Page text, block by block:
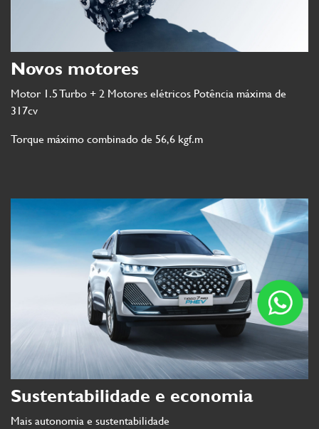
Novos motores
Motor 1.5 Turbo + 2 Motores elétricos Potência máxima de
317cv
Torque máximo combinado de 56,6 kgf.m
Sustentabilidade e economia
Mais autonomia e sustentabilidade